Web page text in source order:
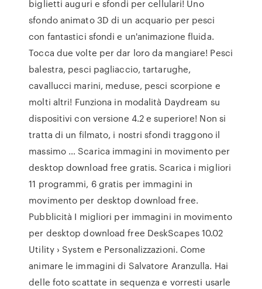
biglietti auguri e sfondi per cellulari! Uno
sfondo animato 3D di un acquario per pesci
con fantastici sfondi e un'animazione fluida.
Tocca due volte per dar loro da mangiare! Pesci
balestra, pesci pagliaccio, tartarughe,
cavallucci marini, meduse, pesci scorpione e
molti altri! Funziona in modalità Daydream su
dispositivi con versione 4.2 e superiore! Non si
tratta di un filmato, i nostri sfondi traggono il
massimo … Scarica immagini in movimento per
desktop download free gratis. Scarica i migliori
11 programmi, 6 gratis per immagini in
movimento per desktop download free.
Pubblicità I migliori per immagini in movimento
per desktop download free DeskScapes 10.02
Utility › System e Personalizzazioni. Come
animare le immagini di Salvatore Aranzulla. Hai
delle foto scattate in sequenza e vorresti usarle